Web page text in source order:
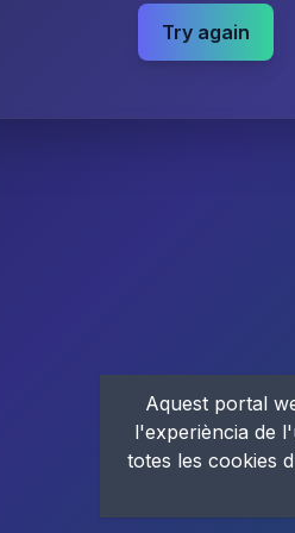
Try again
Aquest portal
l'experiència de
totes les cookies